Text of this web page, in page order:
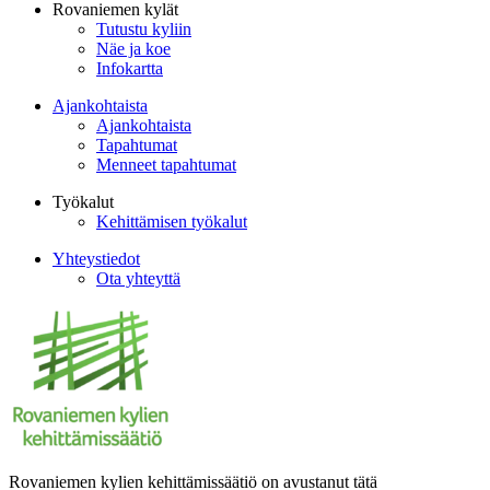
Rovaniemen kylät
Tutustu kyliin
Näe ja koe
Infokartta
Ajankohtaista
Ajankohtaista
Tapahtumat
Menneet tapahtumat
Työkalut
Kehittämisen työkalut
Yhteystiedot
Ota yhteyttä
Rovaniemen kylien kehittämissäätiö on avustanut tätä